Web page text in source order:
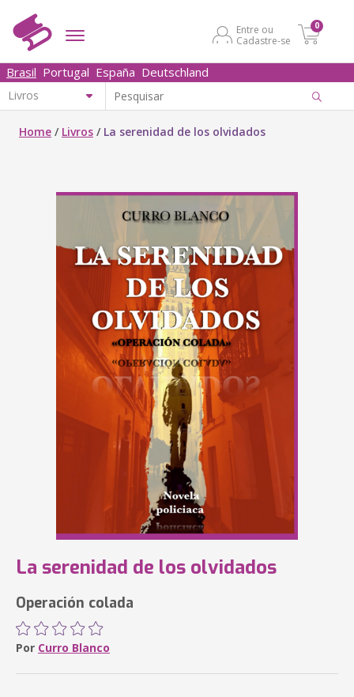
Entre ou
Cadastre-se
0
Brasil Portugal España Deutschland
Home / Livros / La serenidad de los olvidados
La serenidad de los olvidados
Operación colada
Por Curro Blanco